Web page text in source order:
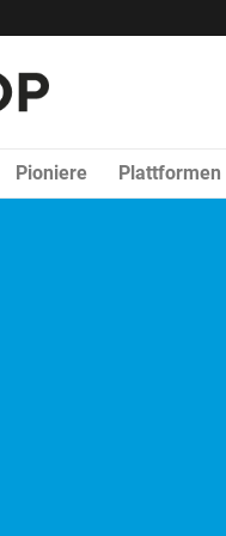
Pioniere Plattformen